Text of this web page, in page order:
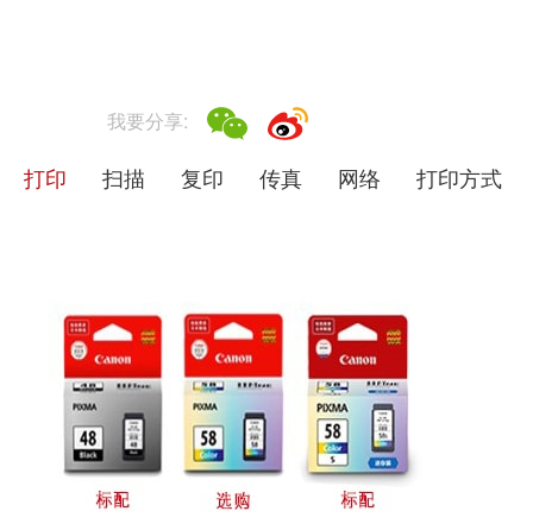
我要分享:
打印 扫描 复印 传真 网络 打印方式